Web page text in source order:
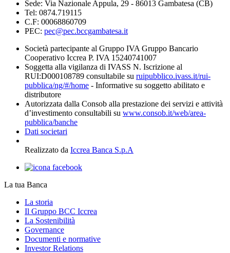
Sede: Via Nazionale Appula, 29 - 86013 Gambatesa (CB)
Tel: 0874.719115
C.F: 00068860709
PEC: pec@pec.bccgambatesa.it
Società partecipante al Gruppo IVA Gruppo Bancario
Cooperativo Iccrea P. IVA 15240741007
Soggetta alla vigilanza di IVASS N. Iscrizione al
RUI:D000108789 consultabile su ruipubblico.ivass.it/rui-
pubblica/ng/#/home - Informative su soggetto abilitato e
distributore
Autorizzata dalla Consob alla prestazione dei servizi e attività
d’investimento consultabili su www.consob.it/web/area-
pubblica/banche
Dati societari
Realizzato da Iccrea Banca S.p.A
La tua Banca
La storia
Il Gruppo BCC Iccrea
La Sostenibilità
Governance
Documenti e normative
Investor Relations